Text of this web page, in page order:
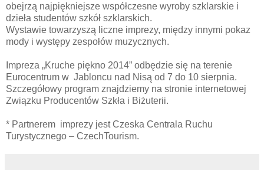
obejrzą najpiękniejsze współczesne wyroby szklarskie i
dzieła studentów szkół szklarskich.
Wystawie towarzyszą liczne imprezy, między innymi pokaz
mody i występy zespołów muzycznych.
Impreza „Kruche piękno 2014” odbędzie się na terenie
Eurocentrum w Jabloncu nad Nisą od 7 do 10 sierpnia.
Szczegółowy program znajdziemy na stronie internetowej
Związku Producentów Szkła i Biżuterii.
* Partnerem imprezy jest Czeska Centrala Ruchu
Turystycznego – CzechTourism.